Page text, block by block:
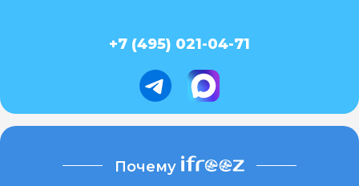
+7 (495) 021-04-71
Почему